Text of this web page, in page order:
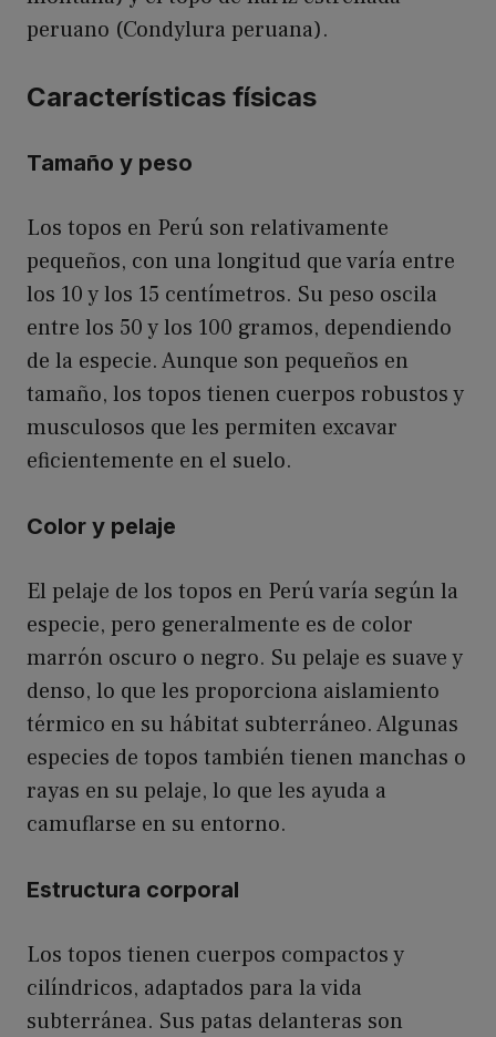
peruano (Condylura peruana).
Características físicas
Tamaño y peso
Los topos en Perú son relativamente
pequeños, con una longitud que varía entre
los 10 y los 15 centímetros. Su peso oscila
entre los 50 y los 100 gramos, dependiendo
de la especie. Aunque son pequeños en
tamaño, los topos tienen cuerpos robustos y
musculosos que les permiten excavar
eficientemente en el suelo.
Color y pelaje
El pelaje de los topos en Perú varía según la
especie, pero generalmente es de color
marrón oscuro o negro. Su pelaje es suave y
denso, lo que les proporciona aislamiento
térmico en su hábitat subterráneo. Algunas
especies de topos también tienen manchas o
rayas en su pelaje, lo que les ayuda a
camuflarse en su entorno.
Estructura corporal
Los topos tienen cuerpos compactos y
cilíndricos, adaptados para la vida
subterránea. Sus patas delanteras son